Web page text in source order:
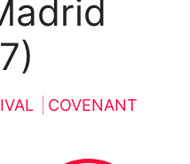
COVENANT